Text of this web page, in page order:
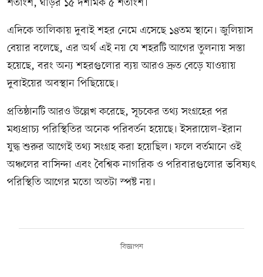
শতাংশ, ঘড়ির ১৫ দশমিক ৫ শতাংশ।
এদিকে তালিকায় দুবাই শহর নেমে এসেছে ১৪তম স্থানে। জুলিয়াস
বেয়ার বলেছে, এর অর্থ এই নয় যে শহরটি আগের তুলনায় সস্তা
হয়েছে, বরং অন্য শহরগুলোর ব্যয় আরও দ্রুত বেড়ে যাওয়ায়
দুবাইয়ের অবস্থান পিছিয়েছে।
প্রতিষ্ঠানটি আরও উল্লেখ করেছে, সূচকের তথ্য সংগ্রহের পর
মধ্যপ্রাচ্য পরিস্থিতির অনেক পরিবর্তন হয়েছে। ইসরায়েল–ইরান
যুদ্ধ শুরুর আগেই তথ্য সংগ্রহ করা হয়েছিল। ফলে বর্তমানে ওই
অঞ্চলের বাসিন্দা এবং বৈশ্বিক নাগরিক ও পরিবারগুলোর ভবিষ্যৎ
পরিস্থিতি আগের মতো অতটা স্পষ্ট নয়।
বিজ্ঞাপন